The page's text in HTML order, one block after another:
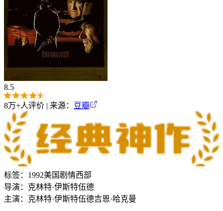
8.5
8万+人评价 | 来源： 豆瓣
标签： 1992美国剧情西部
导演： 克林特·伊斯特伍德
主演： 克林特·伊斯特伍德吉恩·哈克曼